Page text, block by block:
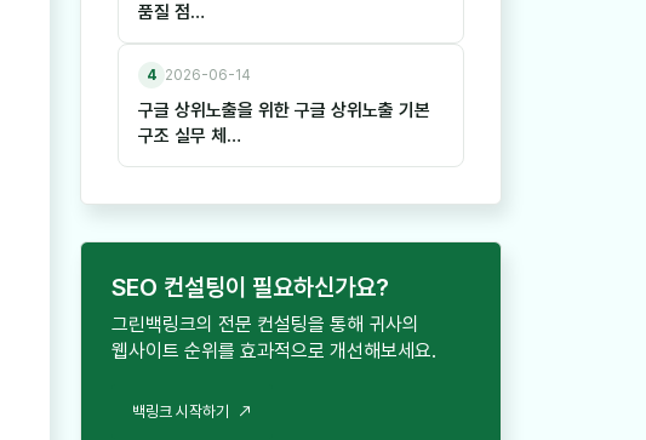
품질 점…
4 2026-06-14
구글 상위노출을 위한 구글 상위노출 기본
구조 실무 체…
SEO 컨설팅이 필요하신가요?
그린백링크의 전문 컨설팅을 통해 귀사의
웹사이트 순위를 효과적으로 개선해보세요.
백링크 시작하기